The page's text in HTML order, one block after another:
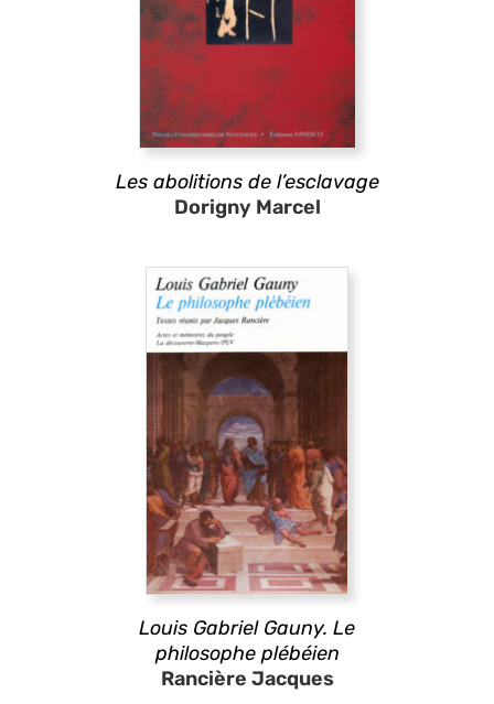
Les abolitions de l’esclavage
Dorigny Marcel
Louis Gabriel Gauny. Le
philosophe plébéien
Rancière Jacques